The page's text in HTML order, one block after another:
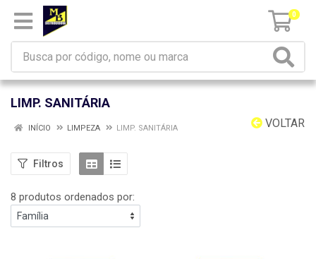
0
LIMP. SANITÁRIA
VOLTAR
INÍCIO LIMPEZA LIMP. SANITÁRIA
Filtros
8 produtos ordenados por: